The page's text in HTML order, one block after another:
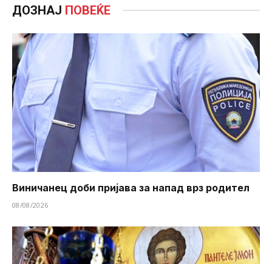
ДОЗНАЈ ПОВЕЌЕ
Виничанец доби пријава за напад врз родител
08/08/2026